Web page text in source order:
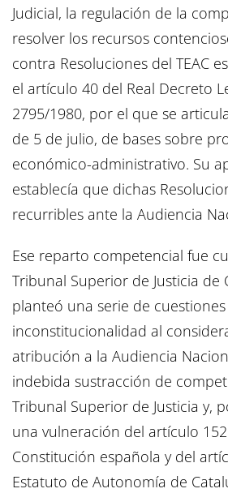
Judicial, la regulación de la
resolver los recursos
contra Resoluciones del TEAC
el artículo 40 del Real Decreto
2795/1980, por el que se
de 5 de julio, de bases sobre
económico-administrativo. Su
establecía que dichas
recurribles ante la Audiencia
Ese reparto competencial fue
Tribunal Superior de Justicia de
planteó una serie de
inconstitucionalidad al
atribución a la Audiencia
indebida sustracción de
Tribunal Superior de Justicia y,
una vulneración del artículo
Constitución española y del
Estatuto de Autonomía de